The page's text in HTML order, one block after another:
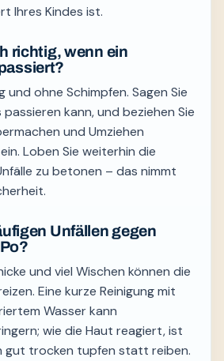
Ihres Kindes ist.
richtig, wenn ein
und ohne Schimpfen. Sagen Sie
kann, und beziehen Sie
und Umziehen
Loben Sie weiterhin die
zu betonen – das nimmt
Unfällen gegen
und viel Wischen können die
Eine kurze Reinigung mit
Wasser kann
wie die Haut reagiert, ist
gut trocken tupfen statt reiben.